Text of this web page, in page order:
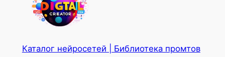
Каталог нейросетей | Библиотека промтов